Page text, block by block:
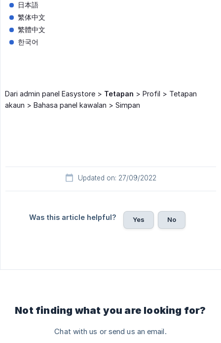
日本語
繁体中文
繁體中文
한국어
Dari admin panel Easystore > Tetapan > Profil > Tetapan
akaun > Bahasa panel kawalan > Simpan
Updated on: 27/09/2022
Was this article helpful? Yes No
Not finding what you are looking for?
Chat with us or send us an email.